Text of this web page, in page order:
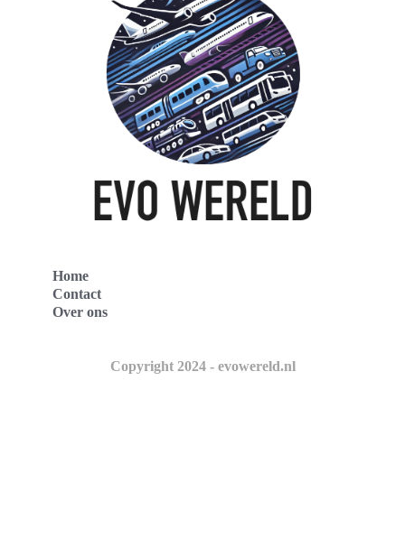
Home
Contact
Over ons
Copyright 2024 - evowereld.nl